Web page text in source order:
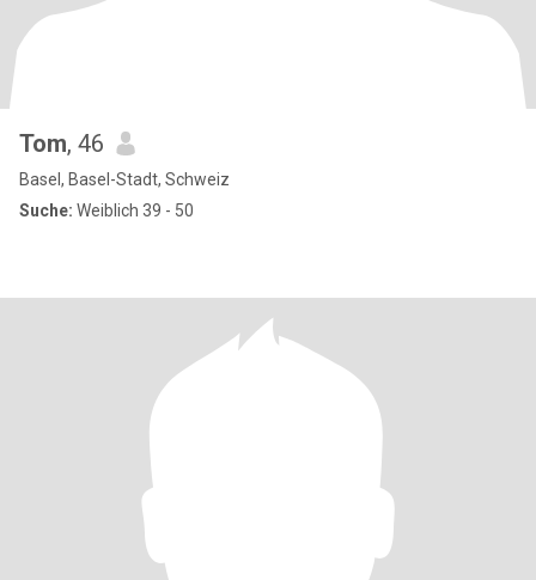
Tom, 46
Basel, Basel-Stadt, Schweiz
Suche: Weiblich 39 - 50